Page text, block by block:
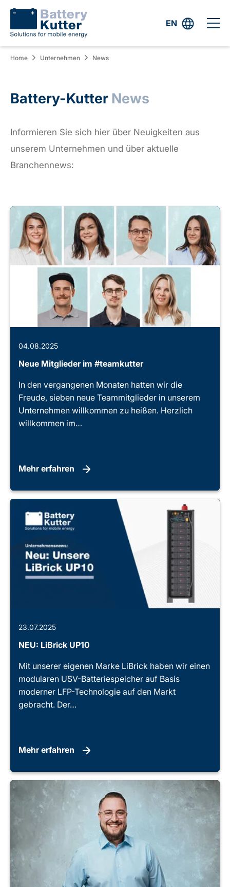
EN
Home Unternehmen News
Battery-Kutter News
Informieren Sie sich hier über Neuigkeiten aus
unserem Unternehmen und über aktuelle
Branchennews:
04.08.2025
Neue Mitglieder im #teamkutter
In den vergangenen Monaten hatten wir die
Freude, sieben neue Teammitglieder in unserem
Unternehmen willkommen zu heißen. Herzlich
willkommen im…
Mehr erfahren
23.07.2025
NEU: LiBrick UP10
Mit unserer eigenen Marke LiBrick haben wir einen
modularen USV-Batteriespeicher auf Basis
moderner LFP-Technologie auf den Markt
gebracht. Der…
Mehr erfahren